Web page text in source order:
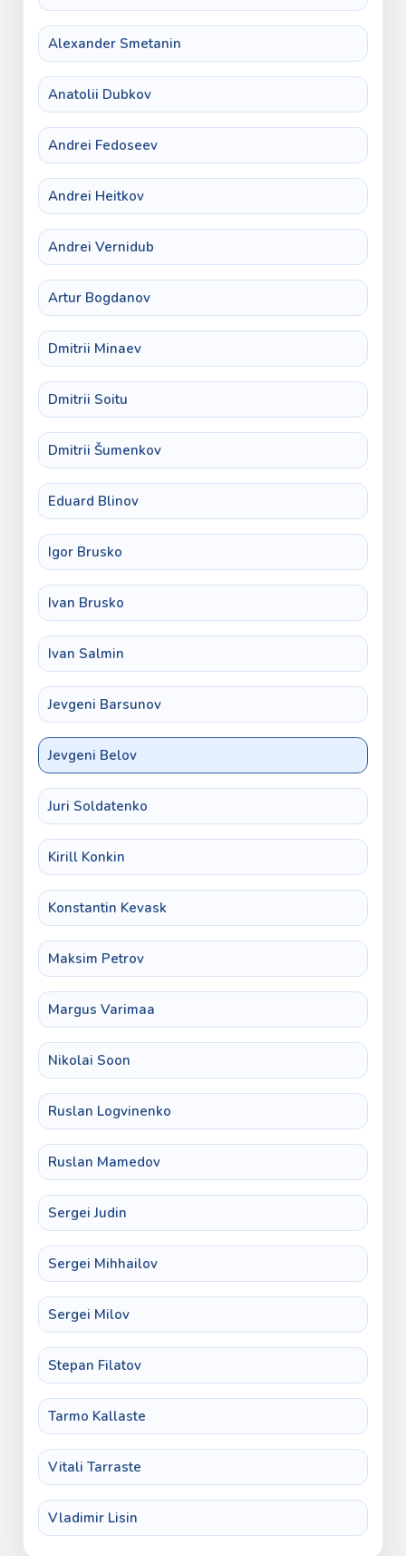
Alexander Smetanin
Anatolii Dubkov
Andrei Fedoseev
Andrei Heitkov
Andrei Vernidub
Artur Bogdanov
Dmitrii Minaev
Dmitrii Soitu
Dmitrii Šumenkov
Eduard Blinov
Igor Brusko
Ivan Brusko
Ivan Salmin
Jevgeni Barsunov
Jevgeni Belov
Juri Soldatenko
Kirill Konkin
Konstantin Kevask
Maksim Petrov
Margus Varimaa
Nikolai Soon
Ruslan Logvinenko
Ruslan Mamedov
Sergei Judin
Sergei Mihhailov
Sergei Milov
Stepan Filatov
Tarmo Kallaste
Vitali Tarraste
Vladimir Lisin